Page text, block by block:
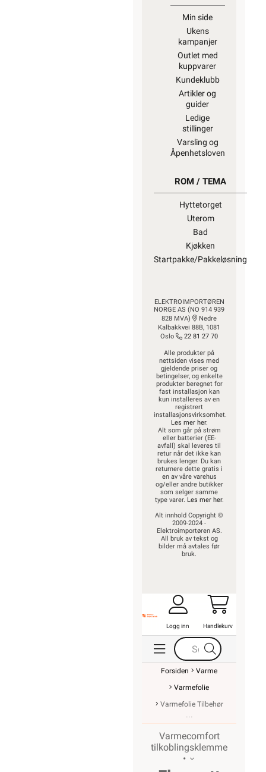
Min side
Ukens
kampanjer
Outlet med
kuppvarer
Kundeklubb
Artikler og
guider
Ledige
stillinger
Varsling og
Åpenhetsloven
ROM / TEMA
Hyttetorget
Uterom
Bad
Kjøkken
Startpakke/Pakkeløsning
ELEKTROIMPORTØREN
NORGE AS (NO 914 939
828 MVA)
Nedre
Kalbakkvei 88B, 1081
Oslo
22 81 27 70
Alle produkter på
nettsiden vises med
gjeldende priser og
betingelser, og enkelte
produkter beregnet for
fast installasjon kan
kun installeres av en
registrert
installasjonsvirksomhet.
Les mer her.
Alt som går på strøm
eller batterier (EE-
avfall) skal leveres til
retur når det ikke kan
brukes lenger. Du kan
returnere dette gratis i
en av våre varehus
og/eller andre butikker
som selger samme
type varer. Les mer her.
Alt innhold Copyright ©
2009-2024 -
Elektroimportøren AS.
All bruk av tekst og
bilder må avtales før
bruk.
Logg inn Handlekurv
Forsiden
Varme
Varmefolie
Varmefolie Tilbehør
Varmecomfort
tilkoblingsklemme
•